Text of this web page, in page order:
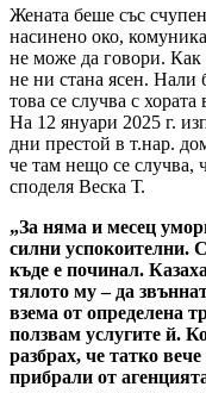
Жената беше със
насинено око,
не може да говори. Как
не ни стана ясен. Нали
това се случва с
На 12 януари 2025 г.
дни престой в т.нар.
че там нещо се случва,
споделя Веска Т.
„За няма и месец
силни успокоителни.
къде е починал.
тялото му – да
взема от определена
ползвам услугите й.
разбрах, че татко
прибрали от